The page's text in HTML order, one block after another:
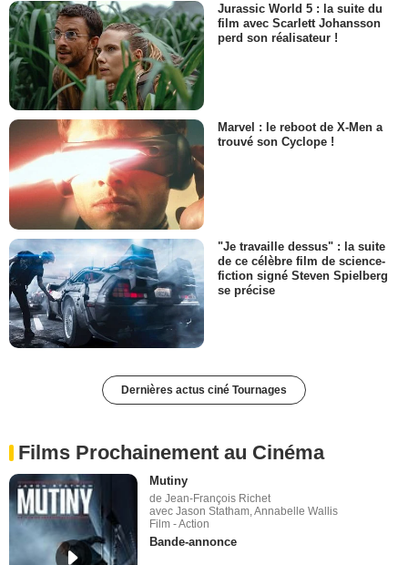
Jurassic World 5 : la suite du
film avec Scarlett Johansson
perd son réalisateur !
Marvel : le reboot de X-Men a
trouvé son Cyclope !
"Je travaille dessus" : la suite
de ce célèbre film de science-
fiction signé Steven Spielberg
se précise
Dernières actus ciné Tournages
Films Prochainement au Cinéma
Mutiny
de Jean-François Richet
avec Jason Statham, Annabelle Wallis
Film - Action
Bande-annonce